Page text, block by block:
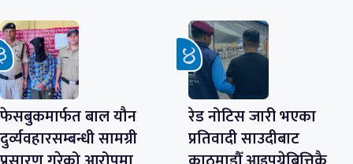
फेसबुकमार्फत बाल यौन
दुर्व्यवहारसम्बन्धी सामग्री
रेड नोटिस जारी भएका
प्रतिवादी साउदीबाट